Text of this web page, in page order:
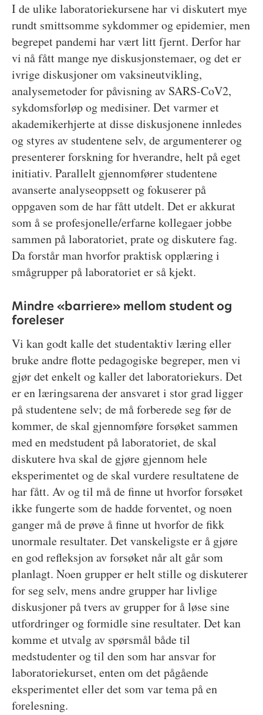
I de ulike laboratoriekursene har vi diskutert mye
rundt smittsomme sykdommer og epidemier, men
begrepet pandemi har vært litt fjernt. Derfor har
vi nå fått mange nye diskusjonstemaer, og det er
ivrige diskusjoner om vaksineutvikling,
analysemetoder for påvisning av SARS-CoV2,
sykdomsforløp og medisiner. Det varmer et
akademikerhjerte at disse diskusjonene innledes
og styres av studentene selv, de argumenterer og
presenterer forskning for hverandre, helt på eget
initiativ. Parallelt gjennomfører studentene
avanserte analyseoppsett og fokuserer på
oppgaven som de har fått utdelt. Det er akkurat
som å se profesjonelle/erfarne kollegaer jobbe
sammen på laboratoriet, prate og diskutere fag.
Da forstår man hvorfor praktisk opplæring i
smågrupper på laboratoriet er så kjekt.
Mindre «barriere» mellom student og
foreleser
Vi kan godt kalle det studentaktiv læring eller
bruke andre flotte pedagogiske begreper, men vi
gjør det enkelt og kaller det laboratoriekurs. Det
er en læringsarena der ansvaret i stor grad ligger
på studentene selv; de må forberede seg før de
kommer, de skal gjennomføre forsøket sammen
med en medstudent på laboratoriet, de skal
diskutere hva skal de gjøre gjennom hele
eksperimentet og de skal vurdere resultatene de
har fått. Av og til må de finne ut hvorfor forsøket
ikke fungerte som de hadde forventet, og noen
ganger må de prøve å finne ut hvorfor de fikk
unormale resultater. Det vanskeligste er å gjøre
en god refleksjon av forsøket når alt går som
planlagt. Noen grupper er helt stille og diskuterer
for seg selv, mens andre grupper har livlige
diskusjoner på tvers av grupper for å løse sine
utfordringer og formidle sine resultater. Det kan
komme et utvalg av spørsmål både til
medstudenter og til den som har ansvar for
laboratoriekurset, enten om det pågående
eksperimentet eller det som var tema på en
forelesning.